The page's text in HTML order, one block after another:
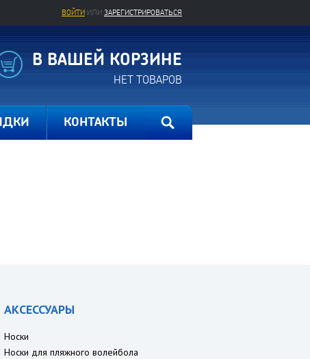
ВОЙТИ ИЛИ ЗАРЕГИСТРИРОВАТЬСЯ
В ВАШЕЙ КОРЗИНЕ
НЕТ ТОВАРОВ
КОНТАКТЫ
АКСЕССУАРЫ
Носки
Носки для пляжного волейбола